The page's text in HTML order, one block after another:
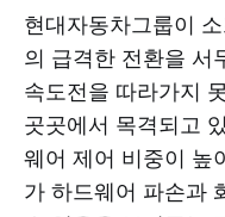
현대자동차그룹이
의 급격한 전환을 서
속도전을 따라가지
곳곳에서 목격되고
웨어 제어 비중이 높
가 하드웨어 파손과